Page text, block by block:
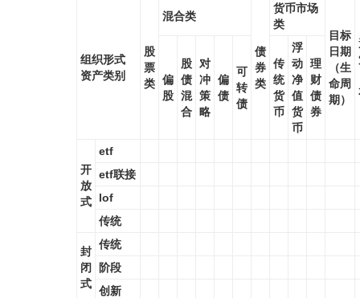
组织形式
资产类别
股
票
类
混合类
债
券
类
货币市场
类
目标
日期
（生
命周
期）
偏
股
股
债
混
合
对
冲
策
略
偏
债
可
转
债
传
统
货
币
浮
动
净
值
货
币
理
财
债
券
开
放
式
etf
etf联接
lof
传统
封
闭
式
传统
阶段
创新